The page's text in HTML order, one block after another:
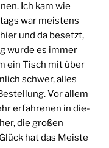
Ich kam wie
war meis­tens
und da besetzt,
wur­de es immer
ein Tisch mit über
schwer, alles
Vor allem
erfah­re­nen in die­
die gro­ßen
hat das Meis­te